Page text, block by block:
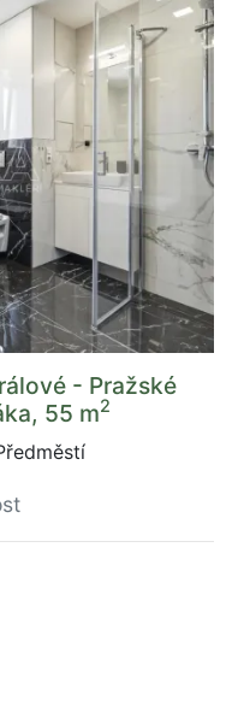
- Pražské
55 m2